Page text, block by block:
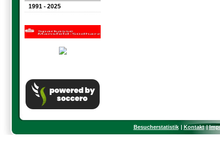
1991 - 2025
Besucherstatistik Kontakt